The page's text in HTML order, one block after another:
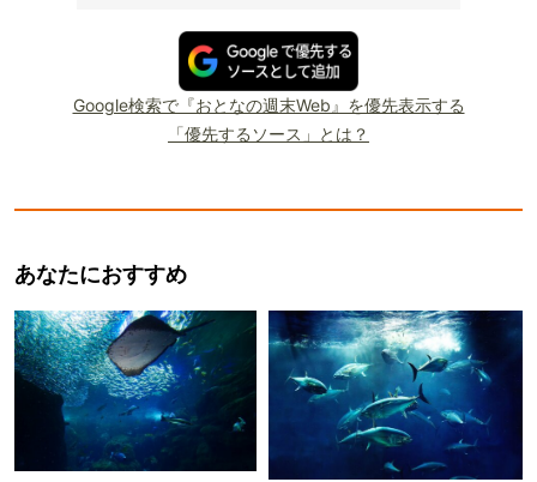
Google検索で『おとなの週末Web』を優先表示する
「優先するソース」とは？
あなたにおすすめ